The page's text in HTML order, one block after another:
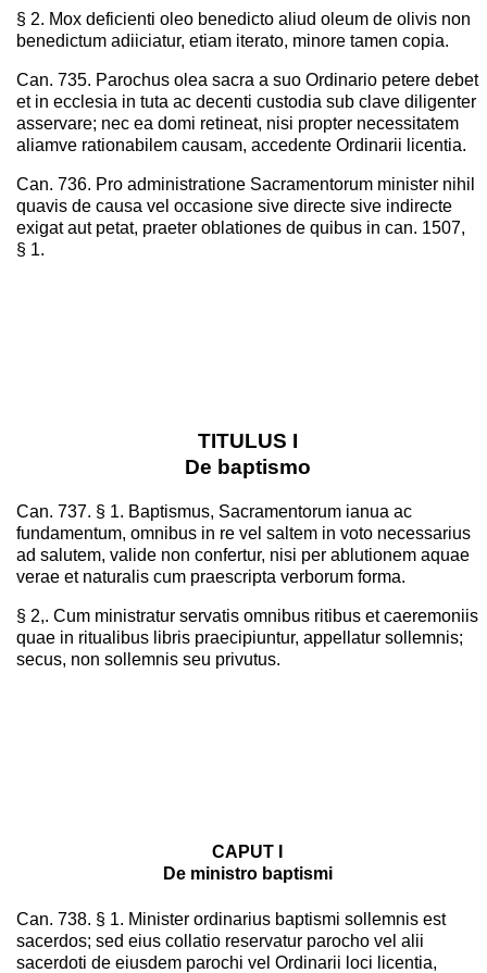
§ 2. Mox deficienti oleo benedicto aliud oleum de olivis non
benedictum adiiciatur, etiam iterato, minore tamen copia.
Can. 735. Parochus olea sacra a suo Ordinario petere debet
et in ecclesia in tuta ac decenti custodia sub clave diligenter
asservare; nec ea domi retineat, nisi propter necessitatem
aliamve rationabilem causam, accedente Ordinarii licentia.
Can. 736. Pro administratione Sacramentorum minister nihil
quavis de causa vel occasione sive directe sive indirecte
exigat aut petat, praeter oblationes de quibus in can. 1507,
§ 1.
TITULUS I
De baptismo
Can. 737. § 1. Baptismus, Sacramentorum ianua ac
fundamentum, omnibus in re vel saltem in voto necessarius
ad salutem, valide non confertur, nisi per ablutionem aquae
verae et naturalis cum praescripta verborum forma.
§ 2,. Cum ministratur servatis omnibus ritibus et caeremoniis
quae in ritualibus libris praecipiuntur, appellatur sollemnis;
secus, non sollemnis seu privutus.
CAPUT I
De ministro baptismi
Can. 738. § 1. Minister ordinarius baptismi sollemnis est
sacerdos; sed eius collatio reservatur parocho vel alii
sacerdoti de eiusdem parochi vel Ordinarii loci licentia,